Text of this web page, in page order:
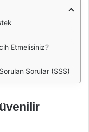
Etmelisiniz?
Sorular (SSS)